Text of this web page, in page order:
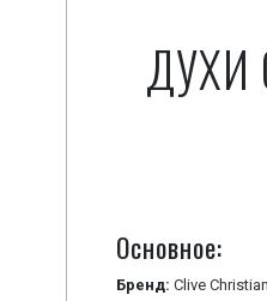
ДУХИ
Основное:
Бренд: Clive Christian